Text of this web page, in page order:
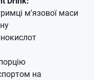
м'язової маси
на